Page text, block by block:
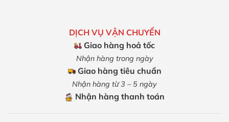
DỊCH VỤ VẬN CHUYỂN
Giao hàng hoả tốc
Nhận hàng trong ngày
Giao hàng tiêu chuẩn
Nhận hàng từ 3 – 5 ngày
Nhận hàng thanh toán